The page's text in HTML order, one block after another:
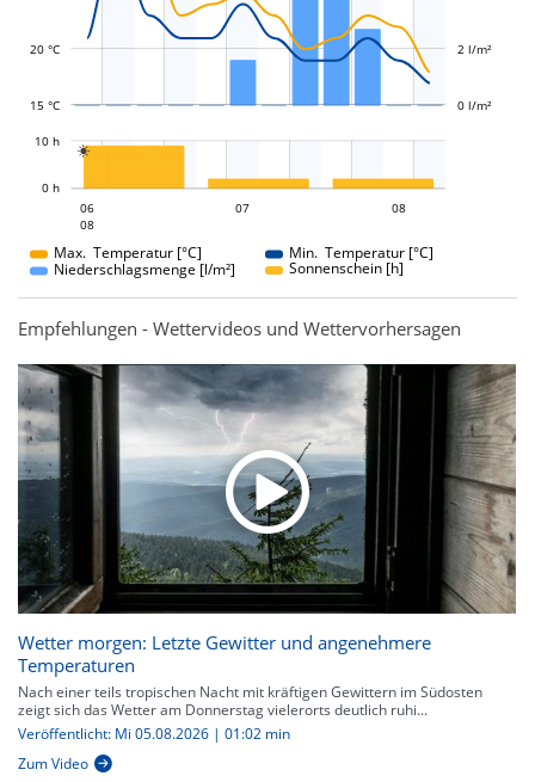
20 °C
15 °C 0 l/m²
2 l/m²

0 h
10 h
06
08
07 08
Max. Temperatur [°C]
Min. Temperatur [°C]
Niederschlagsmenge [l/m²]
Sonnenschein [h]
Empfehlungen - Wettervideos und Wettervorhersagen
Wetter morgen: Letzte Gewitter und angenehmere
Temperaturen
Nach einer teils tropischen Nacht mit kräftigen Gewittern im Südosten
zeigt sich das Wetter am Donnerstag vielerorts deutlich ruhi...
Veröffentlicht: Mi 05.08.2026 | 01:02 min
Zum Video